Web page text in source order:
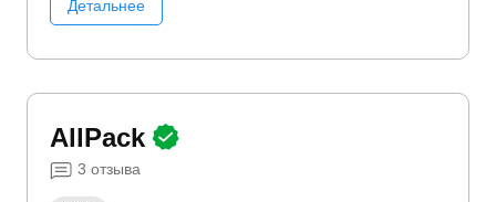
Детальнее
AllPack
3 отзыва